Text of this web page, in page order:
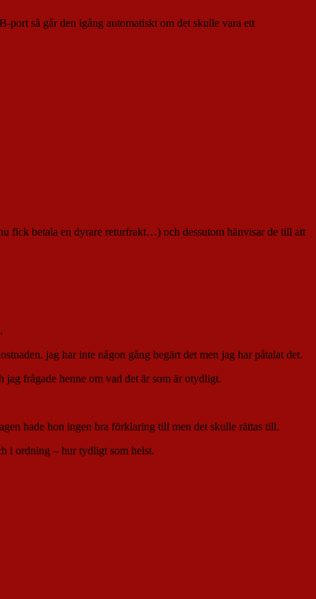
port så går den igång automatiskt om det skulle vara ett
fick betala en dyrare returfrakt…) och dessutom hänvisar de till att
jag har inte någon gång begärt det men jag har påtalat det.
jag frågade henne om vad det är som är otydligt.
hade hon ingen bra förklaring till men det skulle rättas till.
i ordning – hur tydligt som helst.